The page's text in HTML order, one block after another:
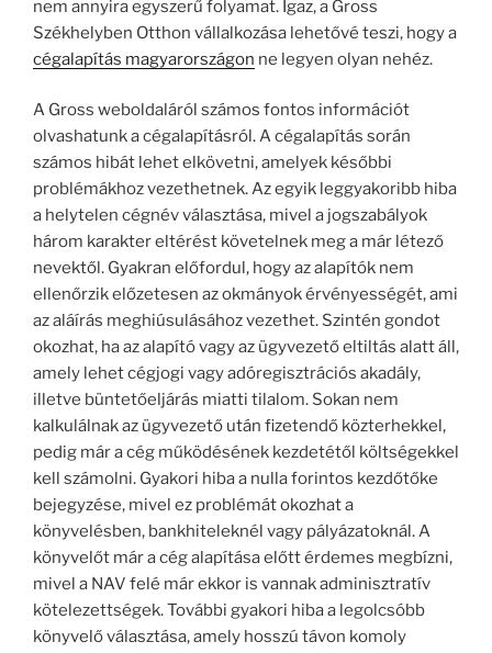
nem annyira egyszerű folyamat. Igaz, a Gross
Székhelyben Otthon vállalkozása lehetővé teszi, hogy a
cégalapítás magyarországon ne legyen olyan nehéz.
A Gross weboldaláról számos fontos információt
olvashatunk a cégalapításról. A cégalapítás során
számos hibát lehet elkövetni, amelyek későbbi
problémákhoz vezethetnek. Az egyik leggyakoribb hiba
a helytelen cégnév választása, mivel a jogszabályok
három karakter eltérést követelnek meg a már létező
nevektől. Gyakran előfordul, hogy az alapítók nem
ellenőrzik előzetesen az okmányok érvényességét, ami
az aláírás meghiúsulásához vezethet. Szintén gondot
okozhat, ha az alapító vagy az ügyvezető eltiltás alatt áll,
amely lehet cégjogi vagy adóregisztrációs akadály,
illetve büntetőeljárás miatti tilalom. Sokan nem
kalkulálnak az ügyvezető után fizetendő közterhekkel,
pedig már a cég működésének kezdetétől költségekkel
kell számolni. Gyakori hiba a nulla forintos kezdőtőke
bejegyzése, mivel ez problémát okozhat a
könyvelésben, bankhiteleknél vagy pályázatoknál. A
könyvelőt már a cég alapítása előtt érdemes megbízni,
mivel a NAV felé már ekkor is vannak adminisztratív
kötelezettségek. További gyakori hiba a legolcsóbb
könyvelő választása, amely hosszú távon komoly